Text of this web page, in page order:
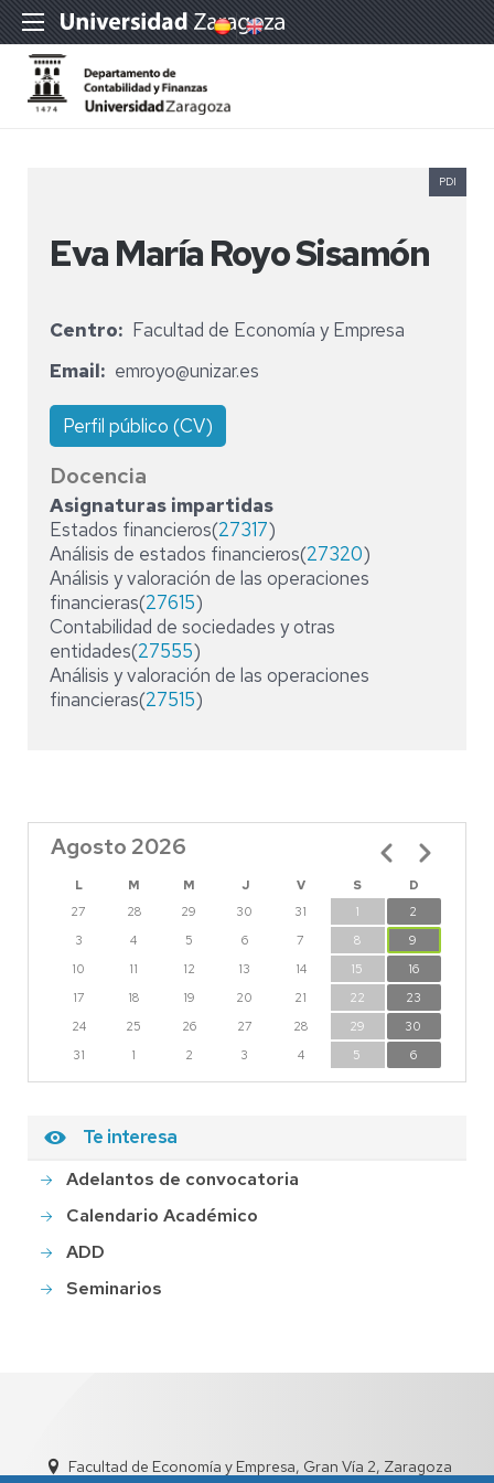
Eva María Royo Sisamón
PDI
Centro
Facultad de Economía y Empresa
Email
emroyo@unizar.es
Perfil público (CV)
Docencia
Asignaturas impartidas
Estados financieros(27317)
Análisis de estados financieros(27320)
Análisis y valoración de las operaciones
financieras(27615)
Contabilidad de sociedades y otras
entidades(27555)
Análisis y valoración de las operaciones
financieras(27515)
Agosto 2026
L M M J V S
D
27
28 29 30 31 1
2
3
4 5 6 7 8
9
10
11 12 13 14 15
16
17
18 19 20 21 22
23
24
25 26 27 28 29
30
31
1 2 3 4 5 6
Paginación
Te interesa
Adelantos de convocatoria
Calendario Académico
ADD
Seminarios
Facultad de Economía y Empresa, Gran Vía 2, Zaragoza